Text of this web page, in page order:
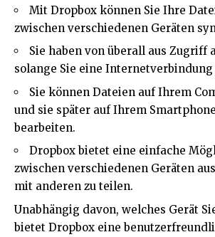
Mit Dropbox können Sie Ihre
zwischen verschiedenen Geräten
Sie haben von überall aus Zugriff
solange Sie eine Internetverbindung
Sie können Dateien auf Ihrem
und sie später auf Ihrem
bearbeiten.
Dropbox bietet eine einfache
zwischen verschiedenen Geräten
mit anderen zu teilen.
Unabhängig davon, welches Gerät
bietet Dropbox eine